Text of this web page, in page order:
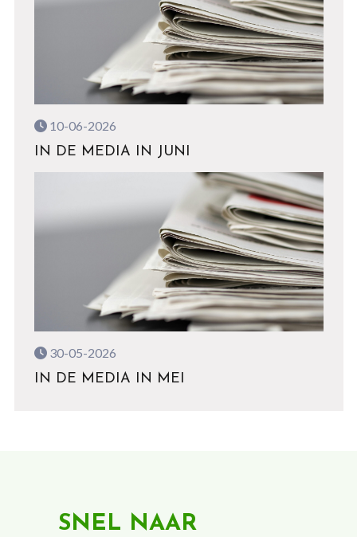
10-06-2026
IN DE MEDIA IN JUNI
30-05-2026
IN DE MEDIA IN MEI
SNEL NAAR